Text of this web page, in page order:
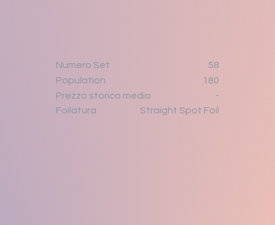
Numero Set
Population
Prezzo storico medio
Foilatura
58
180
-
Straight Spot Foil